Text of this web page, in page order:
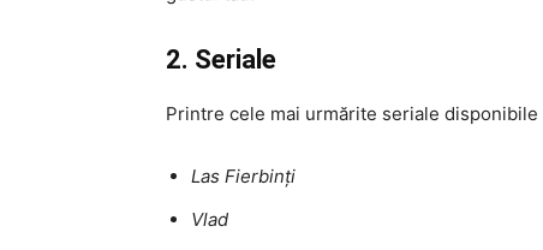
2. Seriale
Printre cele mai urmărite seriale disponibile
Las Fierbinți
Vlad